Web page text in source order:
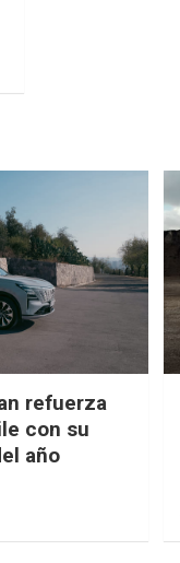
refuerza
con su
año